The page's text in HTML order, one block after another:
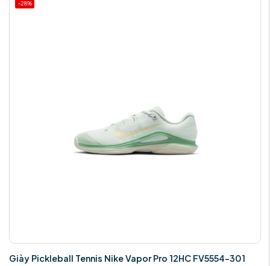
-28%
Giày Pickleball Tennis Nike Vapor Pro 12HC FV5554-301